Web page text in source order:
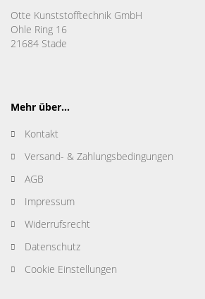
Otte Kunststofftechnik GmbH
Ohle Ring 16
21684 Stade
Mehr über...
Kontakt
Versand- & Zahlungsbedingungen
AGB
Impressum
Widerrufsrecht
Datenschutz
Cookie Einstellungen